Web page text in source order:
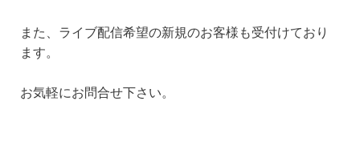
また、ライブ配信希望の新規のお客様も受付けており
ます。
お気軽にお問合せ下さい。